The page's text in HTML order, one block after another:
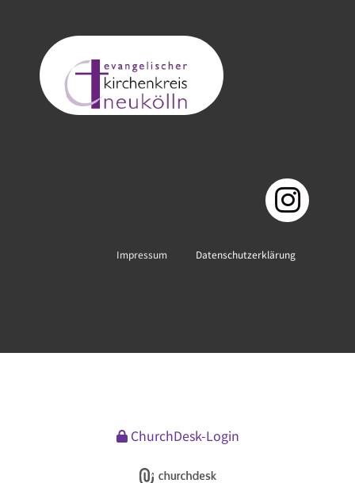
Impressum Datenschutzerklärung
ChurchDesk-Login